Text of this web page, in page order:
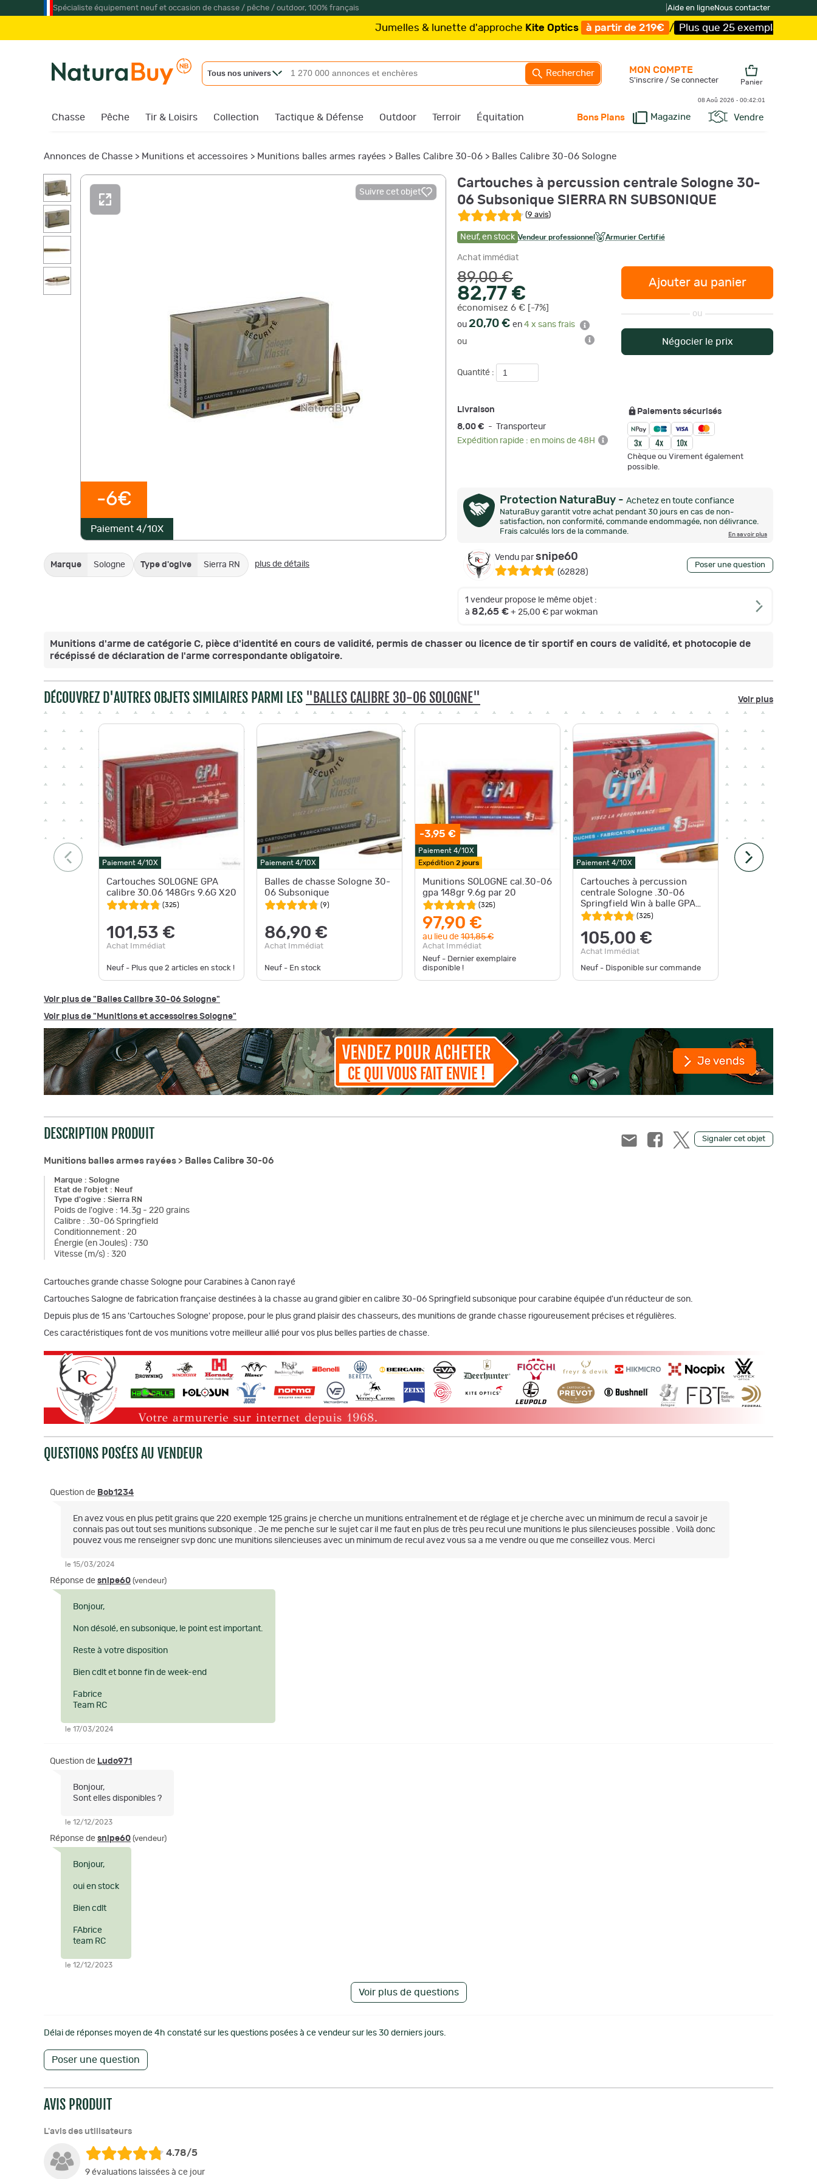
Spécialiste équipement neuf et occasion de chasse / pêche / outdoor, 100% français Aide en ligneNous contacter
Jumelles & lunette d'approcheKite Optics à partir de 219€ / Plus que 25 exemplaires ! / Livraison
Tous nos univers Rechercher
Chasse Pêche Tir & Loisirs Collection Tactique & Défense Outdoor Terroir Équitation Bons Plans Magazine Vendre
MON COMPTE
S'inscrire / Se connecter Panier
08 Aoû 2026 - 00:42:02
Annonces de Chasse > Munitions et accessoires > Munitions balles armes rayées > Balles Calibre 30-06 > Balles Calibre 30-06 Sologne
-6€
Paiement 4/10X
Suivre cet objet
Marque Sologne Type d'ogive Sierra RN plus de détails
Cartouches à percussion centrale Sologne 30-
06 Subsonique SIERRA RN SUBSONIQUE
(9 avis)
Neuf, en stock Vendeur professionnel Armurier Certifié
Achat immédiat
89,00 €
82,77 €
économisez 6 € [-7%]
ou 20,70 € en 4 x sans frais
ou
Quantité :
Ajouter au panier
ou
Négocier le prix
Livraison
8,00 € - Transporteur
Expédition rapide : en moins de 48H
Paiements sécurisés
Chèque ou Virement également
possible.
Protection NaturaBuy - Achetez en toute confiance
NaturaBuy garantit votre achat pendant 30 jours en cas de non-
satisfaction, non conformité, commande endommagée, non délivrance.
Frais calculés lors de la commande.
En savoir plus
Vendu parsnipe60
(62828)
Poser une question
1 vendeur propose le même objet :
à 82,65 € + 25,00 € par wokman
Munitions d'arme de catégorie C, pièce d'identité en cours de validité, permis de chasser ou licence de tir sportif en cours de validité, et photocopie de
récépissé de déclaration de l'arme correspondante obligatoire.
DÉCOUVREZ D'AUTRES OBJETS SIMILAIRES PARMI LES "BALLES CALIBRE 30-06 SOLOGNE" Voir plus
Paiement 4/10X
Cartouches SOLOGNE GPA
calibre 30.06 148Grs 9.6G X20
(325)
101,53 €
Achat Immédiat
Neuf - Plus que 2 articles en stock !
Paiement 4/10X
Balles de chasse Sologne 30-
06 Subsonique
(9)
86,90 €
Achat Immédiat
Neuf - En stock
-3,95 €
Paiement 4/10X
Expédition 2 jours
Munitions SOLOGNE cal.30-06
gpa 148gr 9.6g par 20
(325)
97,90 €
au lieu de 101,85 €
Achat Immédiat
Neuf - Dernier exemplaire
disponible !
Paiement 4/10X
Cartouches à percussion
centrale Sologne .30-06
Springfield Win à balle GPA
Cal. 30.06 type GPA
(325)
105,00 €
Achat Immédiat
Neuf - Disponible sur commande
Voir plus de "Balles Calibre 30-06 Sologne"
Voir plus de "Munitions et accessoires Sologne"
Signaler cet objet
DESCRIPTION PRODUIT
Munitions balles armes rayées > Balles Calibre 30-06
Marque : Sologne
Etat de l'objet : Neuf
Type d'ogive : Sierra RN
Poids de l'ogive : 14.3g - 220 grains
Calibre : .30-06 Springfield
Conditionnement : 20
Énergie (en Joules) : 730
Vitesse (m/s) : 320
Cartouches grande chasse Sologne pour Carabines à Canon rayé
Cartouches Salogne de fabrication française destinées à la chasse au grand gibier en calibre 30-06 Springfield subsonique pour carabine équipée d'un réducteur de son.
Depuis plus de 15 ans 'Cartouches Sologne' propose, pour le plus grand plaisir des chasseurs, des munitions de grande chasse rigoureusement précises et régulières.
Ces caractéristiques font de vos munitions votre meilleur allié pour vos plus belles parties de chasse.
QUESTIONS POSÉES AU VENDEUR
Question de Bob1234
En avez vous en plus petit grains que 220 exemple 125 grains je cherche un munitions entraînement et de réglage et je cherche avec un minimum de recul a savoir je
connais pas out tout ses munitions subsonique . Je me penche sur le sujet car il me faut en plus de très peu recul une munitions le plus silencieuses possible . Voilà donc
pouvez vous me renseigner svp donc une munitions silencieuses avec un minimum de recul avez vous sa a me vendre ou que me conseillez vous. Merci
le 15/03/2024
Réponse de snipe60 (vendeur)
Bonjour,
Non désolé, en subsonique, le point est important.
Reste à votre disposition
Bien cdlt et bonne fin de week-end
Fabrice
Team RC
le 17/03/2024
Question de Ludo971
Bonjour,
Sont elles disponibles ?
le 12/12/2023
Réponse de snipe60 (vendeur)
Bonjour,
oui en stock
Bien cdlt
FAbrice
team RC
le 12/12/2023
Voir plus de questions
Délai de réponses moyen de 4h constaté sur les questions posées à ce vendeur sur les 30 derniers jours.
Poser une question
AVIS PRODUIT
L'avis des utilisateurs
4.78/5
9 évaluations laissées à ce jour